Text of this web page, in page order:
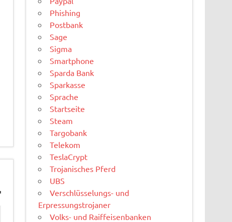
Phishing
Postbank
Sage
Sigma
Smartphone
Sparda Bank
Sparkasse
Sprache
Startseite
Steam
Targobank
Telekom
TeslaCrypt
Trojanisches Pferd
UBS
Verschlüsselungs- und
Erpressungstrojaner
Volks- und Raiffeisenbanken